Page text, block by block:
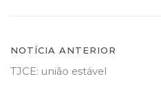
Navegação
de
NOTÍCIA ANTERIOR
TJCE: união estável